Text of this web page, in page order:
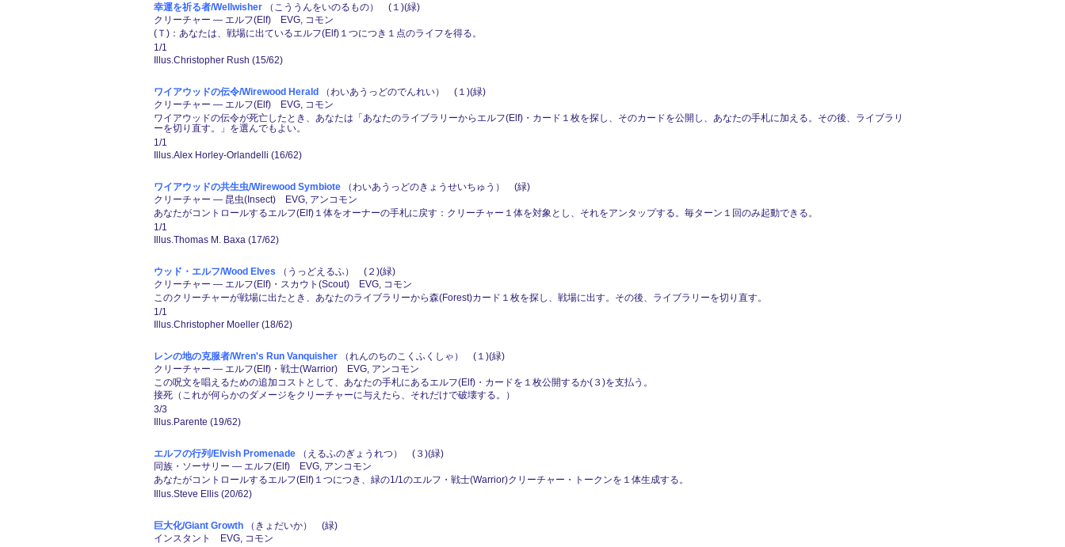
幸運を祈る者/Wellwisher （こううんをいのるもの） (１)(緑)
クリーチャー ― エルフ(Elf) EVG, コモン
(Ｔ)：あなたは、戦場に出ているエルフ(Elf)１つにつき１点のライフを得る。
1/1
Illus.Christopher Rush (15/62)
ワイアウッドの伝令/Wirewood Herald
（わいあうっどのでんれい） (１)(緑)
クリーチャー ― エルフ(Elf) EVG, コモン
ワイアウッドの伝令が死亡したとき、あなたは「あなたのライブラリーからエルフ(Elf)・カード１枚を探し、そのカードを公開し、あなたの手札に加える。その後、ライブラリ
ーを切り直す。」を選んでもよい。
1/1
Illus.Alex Horley-Orlandelli (16/62)
ワイアウッドの共生虫/Wirewood Symbiote （わいあうっどのきょうせいちゅう） (緑)
クリーチャー ― 昆虫(Insect) EVG, アンコモン
あなたがコントロールするエルフ(Elf)１体をオーナーの手札に戻す：クリーチャー１体を対象とし、それをアンタップする。毎ターン１回のみ起動できる。
1/1
Illus.Thomas M. Baxa (17/62)
ウッド・エルフ/Wood Elves （うっどえるふ） (２)(緑)
クリーチャー ― エルフ(Elf)・スカウト(Scout) EVG, コモン
このクリーチャーが戦場に出たとき、あなたのライブラリーから森(Forest)カード１枚を探し、戦場に出す。その後、ライブラリーを切り直す。
1/1
Illus.Christopher Moeller (18/62)
レンの地の克服者/Wren's Run Vanquisher （れんのちのこくふくしゃ） (１)(緑)
クリーチャー ― エルフ(Elf)・戦士(Warrior) EVG, アンコモン
この呪文を唱えるための追加コストとして、あなたの手札にあるエルフ(Elf)・カードを１枚公開するか(３)を支払う。
接死（これが何らかのダメージをクリーチャーに与えたら、それだけで破壊する。）
3/3
Illus.Parente (19/62)
エルフの行列/Elvish Promenade （えるふのぎょうれつ） (３)(緑)
同族・ソーサリー ― エルフ(Elf) EVG, アンコモン
あなたがコントロールするエルフ(Elf)１つにつき、緑の1/1のエルフ・戦士(Warrior)クリーチャー・トークンを１体生成する。
Illus.Steve Ellis (20/62)
巨大化/Giant Growth （きょだいか） (緑)
インスタント EVG, コモン